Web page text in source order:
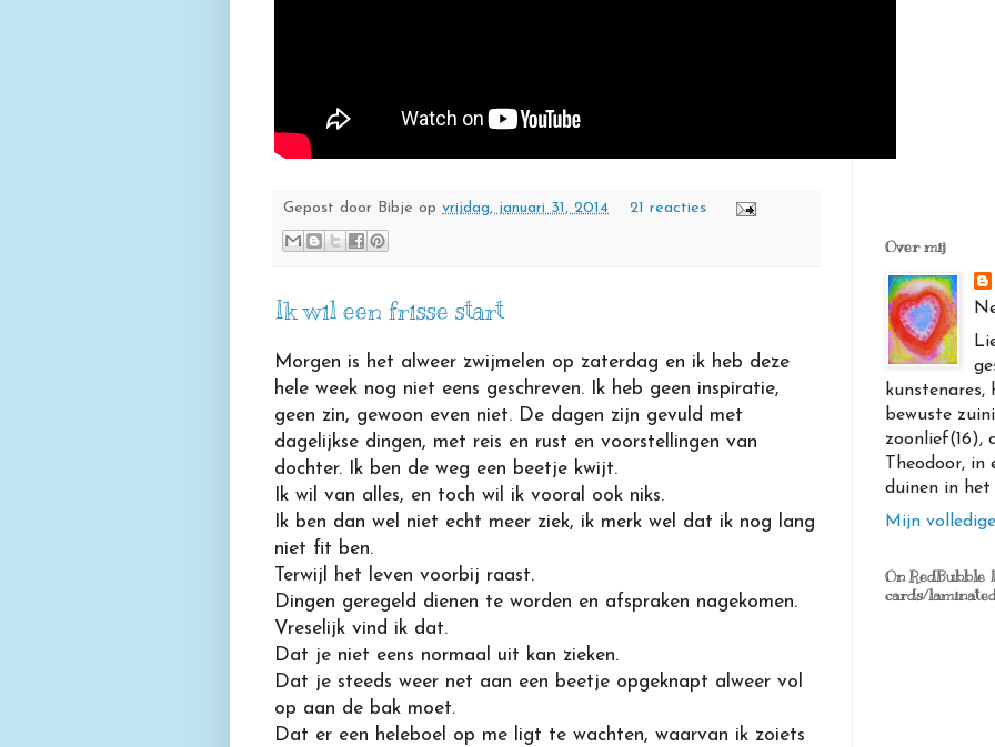
Gepost door Bibje op vrijdag, januari 31, 2014 21 reacties
Ik wil een frisse start
Morgen is het alweer zwijmelen op zaterdag en ik heb deze
hele week nog niet eens geschreven. Ik heb geen inspiratie,
geen zin, gewoon even niet. De dagen zijn gevuld met
dagelijkse dingen, met reis en rust en voorstellingen van
dochter. Ik ben de weg een beetje kwijt.
Ik wil van alles, en toch wil ik vooral ook niks.
Ik ben dan wel niet echt meer ziek, ik merk wel dat ik nog lang
niet fit ben.
Terwijl het leven voorbij raast.
Dingen geregeld dienen te worden en afspraken nagekomen.
Vreselijk vind ik dat.
Dat je niet eens normaal uit kan zieken.
Dat je steeds weer net aan een beetje opgeknapt alweer vol
op aan de bak moet.
Dat er een heleboel op me ligt te wachten, waarvan ik zoiets
Over mij
kunstenares,
bewuste
zoonlief(16),
Theodoor, in
duinen in
Mijn
On RedBubble
cards/